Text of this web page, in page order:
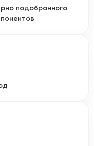
подобранного